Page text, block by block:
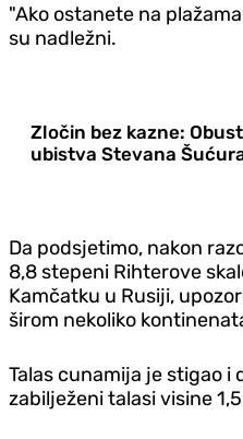
"Ako ostanete na
su nadležni.
Zločin bez kazne:
ubistva Stevana
Da podsjetimo, nakon
8,8 stepeni Rihterove
Kamčatku u Rusiji,
širom nekoliko
Talas cunamija je stigao i
zabilježeni talasi visine